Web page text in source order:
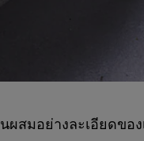
สมอย่างละเอียดขอ